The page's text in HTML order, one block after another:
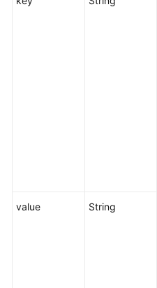
value String